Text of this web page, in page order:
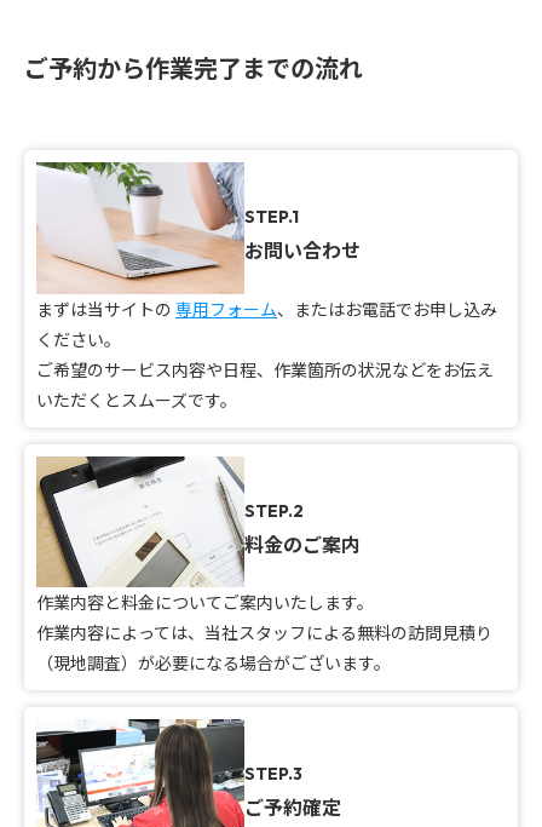
ご予約から作業完了までの流れ
STEP.1
お問い合わせ
まずは当サイトの 専用フォーム、またはお電話でお申し込み
ください。
ご希望のサービス内容や日程、作業箇所の状況などをお伝え
いただくとスムーズです。
STEP.2
料金のご案内
作業内容と料金についてご案内いたします。
作業内容によっては、当社スタッフによる無料の訪問見積り
（現地調査）が必要になる場合がございます。
STEP.3
ご予約確定